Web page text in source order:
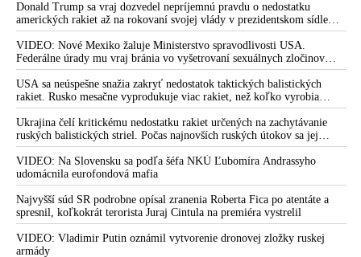
Donald Trump sa vraj dozvedel nepríjemnú pravdu o nedostatku
amerických rakiet až na rokovaní svojej vlády v prezidentskom sídle
Camp David v Marylande, a preto musel odložiť plánované útoky na
Irán. Prezident USA sa pre to údajne pohádal so šéfom Pentagónu, lebo
bol presvedčený o opaku
VIDEO: Nové Mexiko žaluje Ministerstvo spravodlivosti USA.
Federálne úrady mu vraj bránia vo vyšetrovaní sexuálnych zločinov
organizátora pedofilnej siete Jeffreyho Epsteina. Ten mal nariadiť, aby
dve dievčatá zo zahraničia, ktoré boli uškrtené počas drsného
fetišistického sexu, pochovali v blízkosti jeho ranča v tomto americkom
štáte
USA sa neúspešne snažia zakryť nedostatok taktických balistických
rakiet. Rusko mesačne vyprodukuje viac rakiet, než koľko vyrobia
všetci producenti systémov Patriot dohromady
Ukrajina čelí kritickému nedostatku rakiet určených na zachytávanie
ruských balistických striel. Počas najnovších ruských útokov sa jej
nepodarilo zostreliť ani jednu. Volodymyr Zelenskyj sa v zúfalstve snaží
prostredníctvom NATO zabezpečiť ich dodávky
VIDEO: Na Slovensku sa podľa šéfa NKÚ Ľubomíra Andrassyho
udomácnila eurofondová mafia
Najvyšší súd SR podrobne opísal zranenia Roberta Fica po atentáte a
spresnil, koľkokrát terorista Juraj Cintula na premiéra vystrelil
VIDEO: Vladimir Putin oznámil vytvorenie dronovej zložky ruskej
armády